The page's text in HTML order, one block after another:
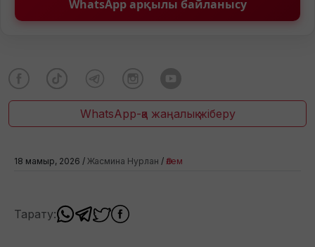
WhatsApp арқылы байланысу
WhatsApp-қа жаңалық жіберу
18 мамыр, 2026 / Жасмина Нурлан / Әлем
Тарату: